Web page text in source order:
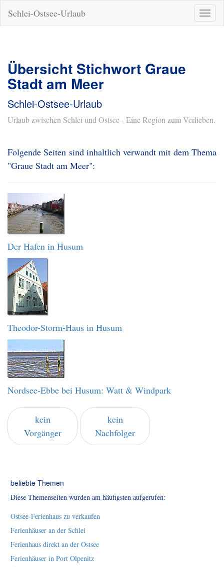
ein-/
Schlei-Ostsee-Urlaub
Übersicht Stichwort Graue
Stadt am Meer
Schlei-Ostsee-Urlaub
Urlaub zwischen Schlei und Ostsee - Eine Region zum Verlieben.
Folgende Seiten sind inhaltlich verwandt mit dem Thema
"Graue Stadt am Meer":
Der Hafen in Husum
Theodor-Storm-Haus in Husum
Nordsee-Ebbe bei Husum: Watt & Windpark
kein
Vorgänger
kein
Nachfolger
beliebte Themen
Diese Themenseiten wurden am häufigsten aufgerufen:
Ostsee-Ferienhaus zu verkaufen
Ferienhäuser an der Schlei
Ferienhaus direkt an der Ostsee
Ferienhäuser in Port Olpenitz